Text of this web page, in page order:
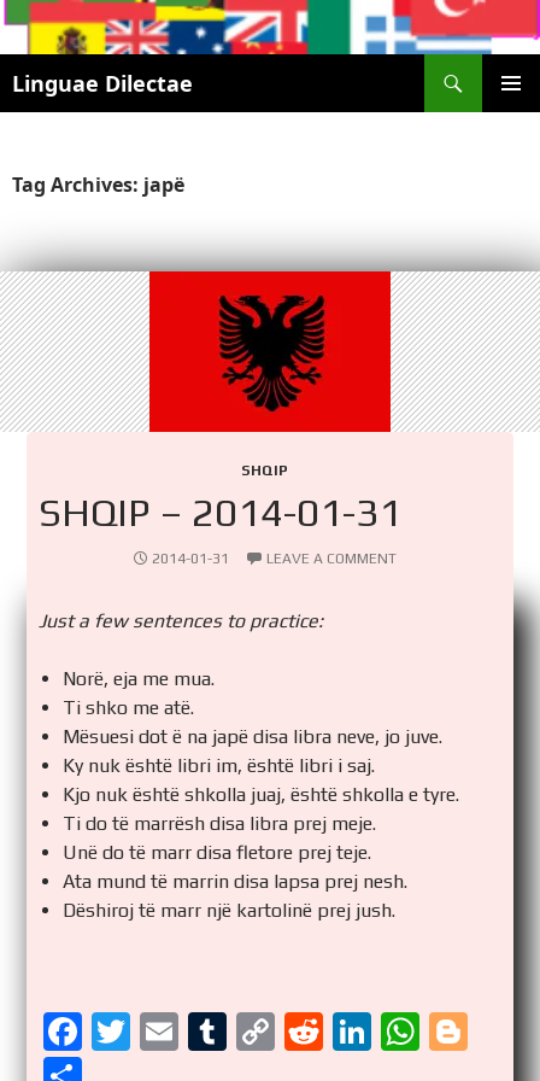
Linguae Dilectae
SKIP
Tag Archives: japë
SHQIP
SHQIP – 2014-01-31
2014-01-31 LEAVE A COMMENT
Just a few sentences to practice:
Norë, eja me mua.
Ti shko me atë.
Mësuesi dot ë na japë disa libra neve, jo juve.
Ky nuk është libri im, është libri i saj.
Kjo nuk është shkolla juaj, është shkolla e tyre.
Ti do të marrësh disa libra prej meje.
Unë do të marr disa fletore prej teje.
Ata mund të marrin disa lapsa prej nesh.
Dëshiroj të marr një kartolinë prej jush.
F
T
E
T
C
R
Li
W